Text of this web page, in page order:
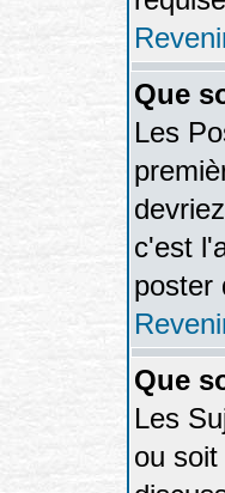
Que
Les
c'est
poster
Que
Les
ou